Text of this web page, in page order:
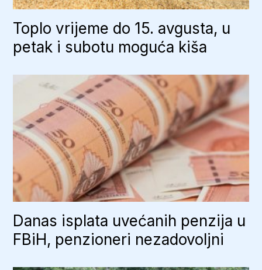
Toplo vrijeme do 15. avgusta, u
petak i subotu moguća kiša
Danas isplata uvećanih penzija u
FBiH, penzioneri nezadovoljni